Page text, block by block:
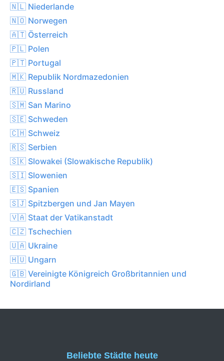
🇳🇱 Niederlande
🇳🇴 Norwegen
🇦🇹 Österreich
🇵🇱 Polen
🇵🇹 Portugal
🇲🇰 Republik Nordmazedonien
🇷🇺 Russland
🇸🇲 San Marino
🇸🇪 Schweden
🇨🇭 Schweiz
🇷🇸 Serbien
🇸🇰 Slowakei (Slowakische Republik)
🇸🇮 Slowenien
🇪🇸 Spanien
🇸🇯 Spitzbergen und Jan Mayen
🇻🇦 Staat der Vatikanstadt
🇨🇿 Tschechien
🇺🇦 Ukraine
🇭🇺 Ungarn
🇬🇧 Vereinigte Königreich Großbritannien und
Nordirland
Beliebte Städte heute